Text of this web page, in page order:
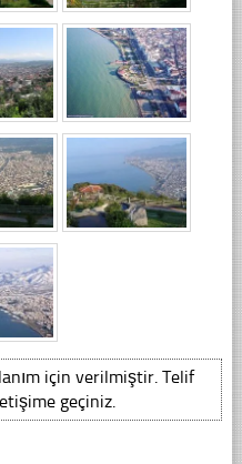
için verilmiştir. Telif
geçiniz.